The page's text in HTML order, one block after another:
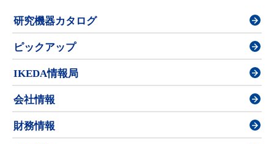
研究機器カタログ
ピックアップ
IKEDA情報局
会社情報
財務情報